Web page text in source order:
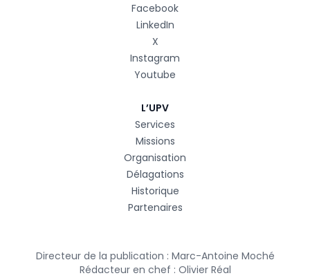
Facebook
LinkedIn
X
Instagram
Youtube
L’UPV
Services
Missions
Organisation
Délagations
Historique
Partenaires
Directeur de la publication : Marc-Antoine Moché
Rédacteur en chef : Olivier Réal